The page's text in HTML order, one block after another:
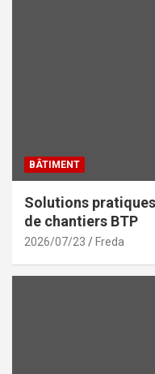
BÂTIMENT
Solutions
de chantiers BTP
2026/07/23 Freda